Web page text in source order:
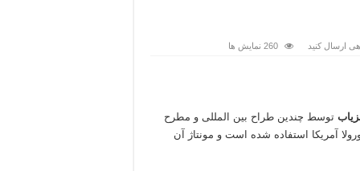
ارسال کنید 260 نمایش ها
توسط چندین طراح بین المللی و مطرح
آمریکا استفاده شده است و مونتاژ آن